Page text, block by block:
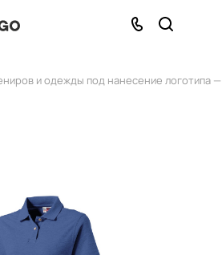
и одежды под нанесение логотипа